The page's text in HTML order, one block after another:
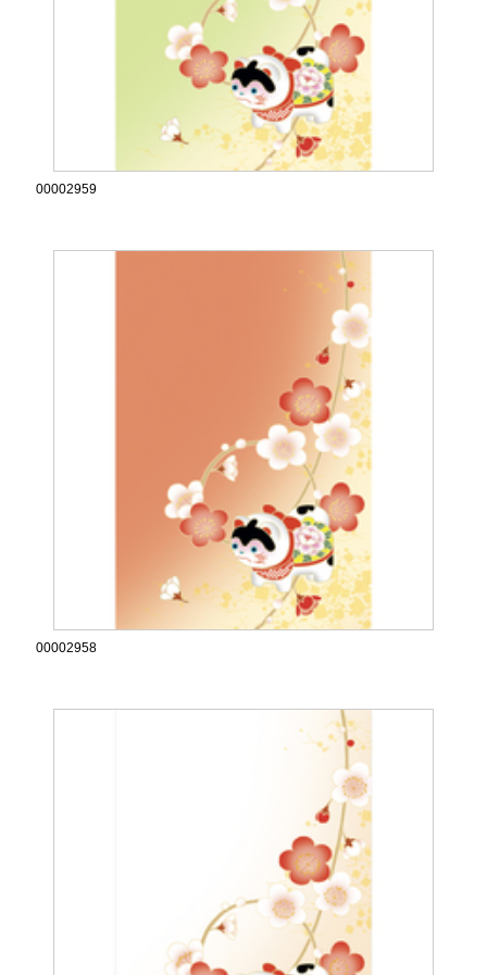
00002959
00002958